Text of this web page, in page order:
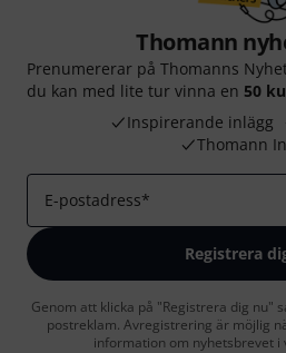
Thomann
Prenumererar på Thomanns
du kan med lite tur vinna en 50
Inspirerande inlägg
Thomann
E-postadress*
Registrera
Genom att klicka på "Registrera dig nu"
postreklam. Avregistrering är möjlig
information om nyhetsbrevet i